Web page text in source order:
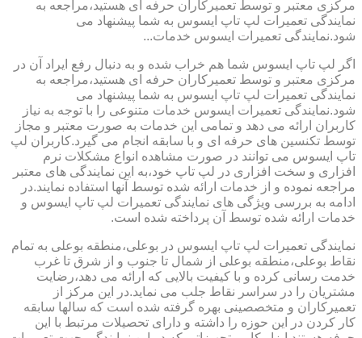
مرکزی معتبر و توسط تعمیرکاران حرفه ای هستید،مراجعه به
نمایندگی تعمیرات لپ تاپ ایسوس به شما پیشنهاد می
شود.نمایندگی تعمیرات ایسوس خدمات...
اگر لپ تاپ ایسوس شما هم خراب شده و به دنبال رفع ایراد آن در
مرکزی معتبر و توسط تعمیرکاران حرفه ای هستید،مراجعه به
نمایندگی تعمیرات لپ تاپ ایسوس به شما پیشنهاد می
شود.نمایندگی تعمیرات ایسوس خدمات متنوعی را با توجه به نیاز
کاربران ارائه می دهد و تمامی این خدمات به صورت معتبر و مجاز
توسط تکنسین های حرفه ای و با سابقه انجام می گیرد.کاربران لپ
تاپ ایسوس می توانند در صورت مشاهده انواع مشکلات نرم
افزاری و سخت افزاری در لپ تاپ خود،به این نمایندگی های معتبر
مراجعه نموده و از خدمات ارائه شده توسط آنها استفاده نمایند.در
ادامه به بررسی ویژگی های نمایندگی تعمیرات لپ تاپ ایسوس و
خدمات ارائه شده توسط آن پرداخته شده است.
نمایندگی تعمیرات لپ تاپ ایسوس در بوعلی،منطقه بوعلی به تمام
نقاط بوعلی،منطقه بوعلی از شمال تا جنوب و از شرق تا غرب
خدمت رسانی کرده و با کیفیت بالایی که ارائه می دهد،رضایت
مشتریان را در سراسر نقاط جلب می نماید.در این مرکز از
تعمیرکاران و متخصصینی بهره گرفته شده است که سالها سابقه
کار کردن در این حوزه را داشته و دارای تحصیلات مرتبط با این